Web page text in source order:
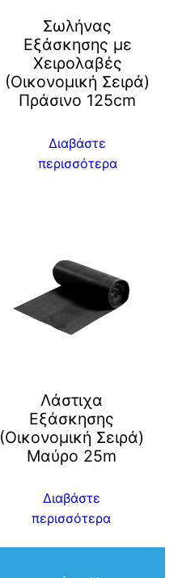
Σωλήνας
Εξάσκησης με
Χειρολαβές
(Οικονομική Σειρά)
Πράσινο 125cm
Διαβάστε
περισσότερα
Λάστιχα
Εξάσκησης
(Οικονομική Σειρά)
Μαύρο 25m
Διαβάστε
περισσότερα